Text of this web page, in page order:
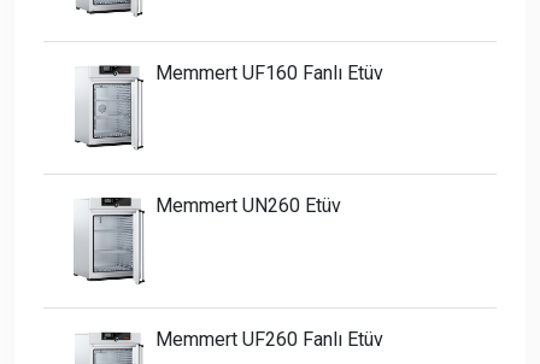
Memmert UF160 Fanlı Etüv
Memmert UN260 Etüv
Memmert UF260 Fanlı Etüv